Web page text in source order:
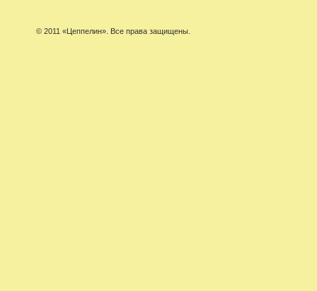
© 2011 «Цеппелин». Все права защищены.